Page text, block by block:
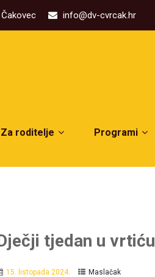
info@dv-cvrcak.hr
Za roditelje Programi
tjedan u
15. listopada 2024. Maslačak